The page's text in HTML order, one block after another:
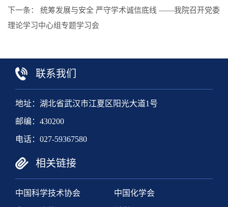
下一条： 统筹发展与安全 严守学术诚信底线 ——我院召开党委
理论学习中心组专题学习会
联系我们
地址：湖北省武汉市江夏区阳光大道1号
邮编：430200
电话：027-59367580
相关链接
中国科学技术协会 中国化学会